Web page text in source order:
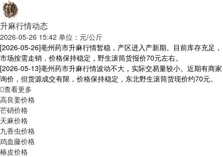
升麻行情动态
2026-05-26 15:42 单位：元/公斤
[2026-05-26]亳州药市升麻行情暂稳，产区进入产新期。目前库存充足，
市场按需走销，价格保持稳定，野生滚筒货报价70元左右。
[2026-05-13]亳州药市升麻行情波动不大，实际交易量较小。近期有商家
询价，但货源成交有限，价格保持稳定，东北野生滚筒货现价约70元。
查看更多
高良姜价格
芒硝价格
天麻价格
九香虫价格
鸡血藤价格
椿皮价格